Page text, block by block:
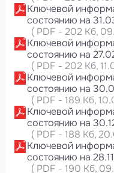
Ключевой
состоянию на
( PDF - 202 Кб,
Ключевой
состоянию на
( PDF - 202 Кб,
Ключевой
состоянию на
( PDF - 189 Кб,
Ключевой
состоянию на
( PDF - 188 Кб,
Ключевой
состоянию на
( PDF - 190 Кб,